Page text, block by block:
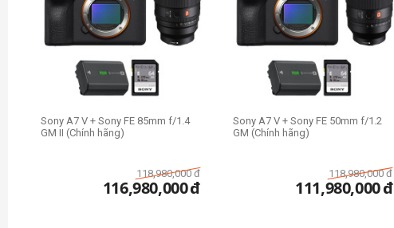
Sony A7 V + Sony FE 85mm f/1.4
GM II (Chính hãng)
118,980,000 đ
116,980,000đ
Sony A7 V + Sony FE 50mm f/1.2
GM (Chính hãng)
118,980,000 đ
111,980,000đ